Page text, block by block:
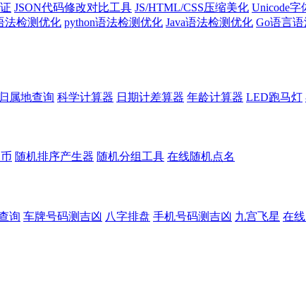
JSON代码修改对比工具 JS/HTML/CSS压缩美化 Unicode字
法检测优化 python语法检测优化 Java语法检测优化 Go语言
属地查询 科学计算器 日期计差算器 年龄计算器 LED跑马灯
随机排序产生器 随机分组工具 在线随机点名
询 车牌号码测吉凶 八字排盘 手机号码测吉凶 九宫飞星 在